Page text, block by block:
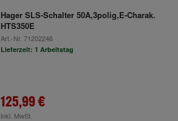
Hager SLS-Schalter 50A,3polig,E-Charak.
HTS350E
Art.-Nr. 71202246
Lieferzeit: 1 Arbeitstag
125,99 €
inkl. MwSt.